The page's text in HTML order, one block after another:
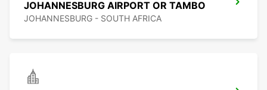
JOHANNESBURG AIRPORT OR TAMBO
JOHANNESBURG - SOUTH AFRICA